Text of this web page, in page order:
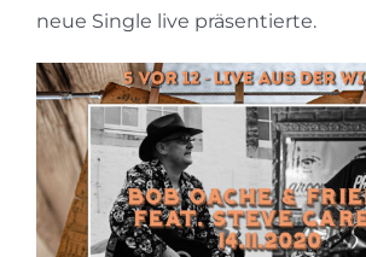
neue Single live präsentierte.